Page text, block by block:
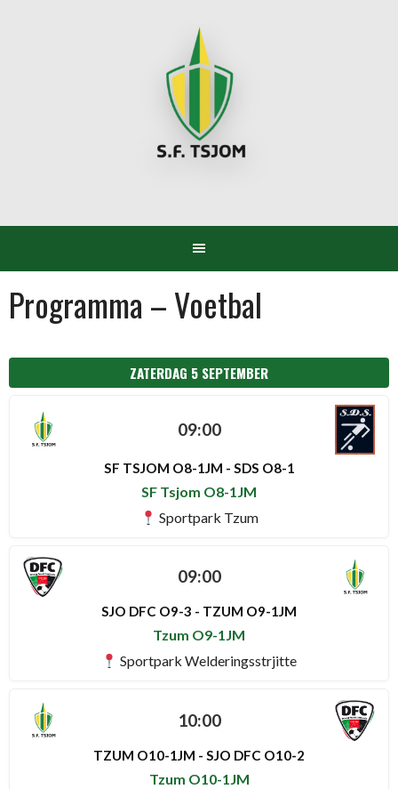
Programma – Voetbal
ZATERDAG 5 SEPTEMBER
09:00
SF TSJOM O8-1JM - SDS O8-1
SF Tsjom O8-1JM
Sportpark Tzum
09:00
SJO DFC O9-3 - TZUM O9-1JM
Tzum O9-1JM
Sportpark Welderingsstrjitte
10:00
TZUM O10-1JM - SJO DFC O10-2
Tzum O10-1JM